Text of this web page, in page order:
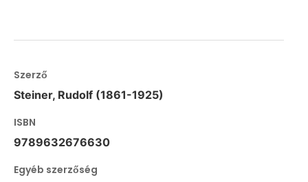
Szerző
Steiner, Rudolf (1861-1925)
ISBN
9789632676630
Egyéb szerzőség